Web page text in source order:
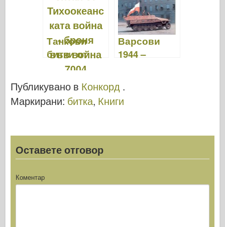
Танкови
битки от
Тихоокеанс
ката война –
броня във
война 7004
Варсови
1944 –
148
Публикувано в Конкорд .
Маркирани: битка, Книги
Оставете отговор
Коментар